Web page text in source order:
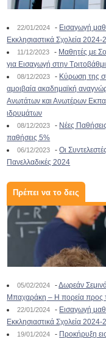
22/01/2024 - Εισαγωγή
Εκκλησιαστικά Σχολεία 2024-
11/12/2023 - Μαθητές με
για Εισαγωγή στην
08/12/2023 - Κύρωση της
αμοιβαία ακαδημαϊκή
Ανωτάτων και Ανωτέρων
ιδρυμάτων
08/12/2023 - Νέες
παθήσεις 5%
06/12/2023 -Οι
Πανελλαδικές 2024
Πρέπει να το δεις
05/02/2024 -Δωρεάν
Μπαχαράκη – Η πορεία προς
22/01/2024 - Εισαγωγή
Εκκλησιαστικά Σχολεία 2024-
19/01/2024 - Προκήρυξη